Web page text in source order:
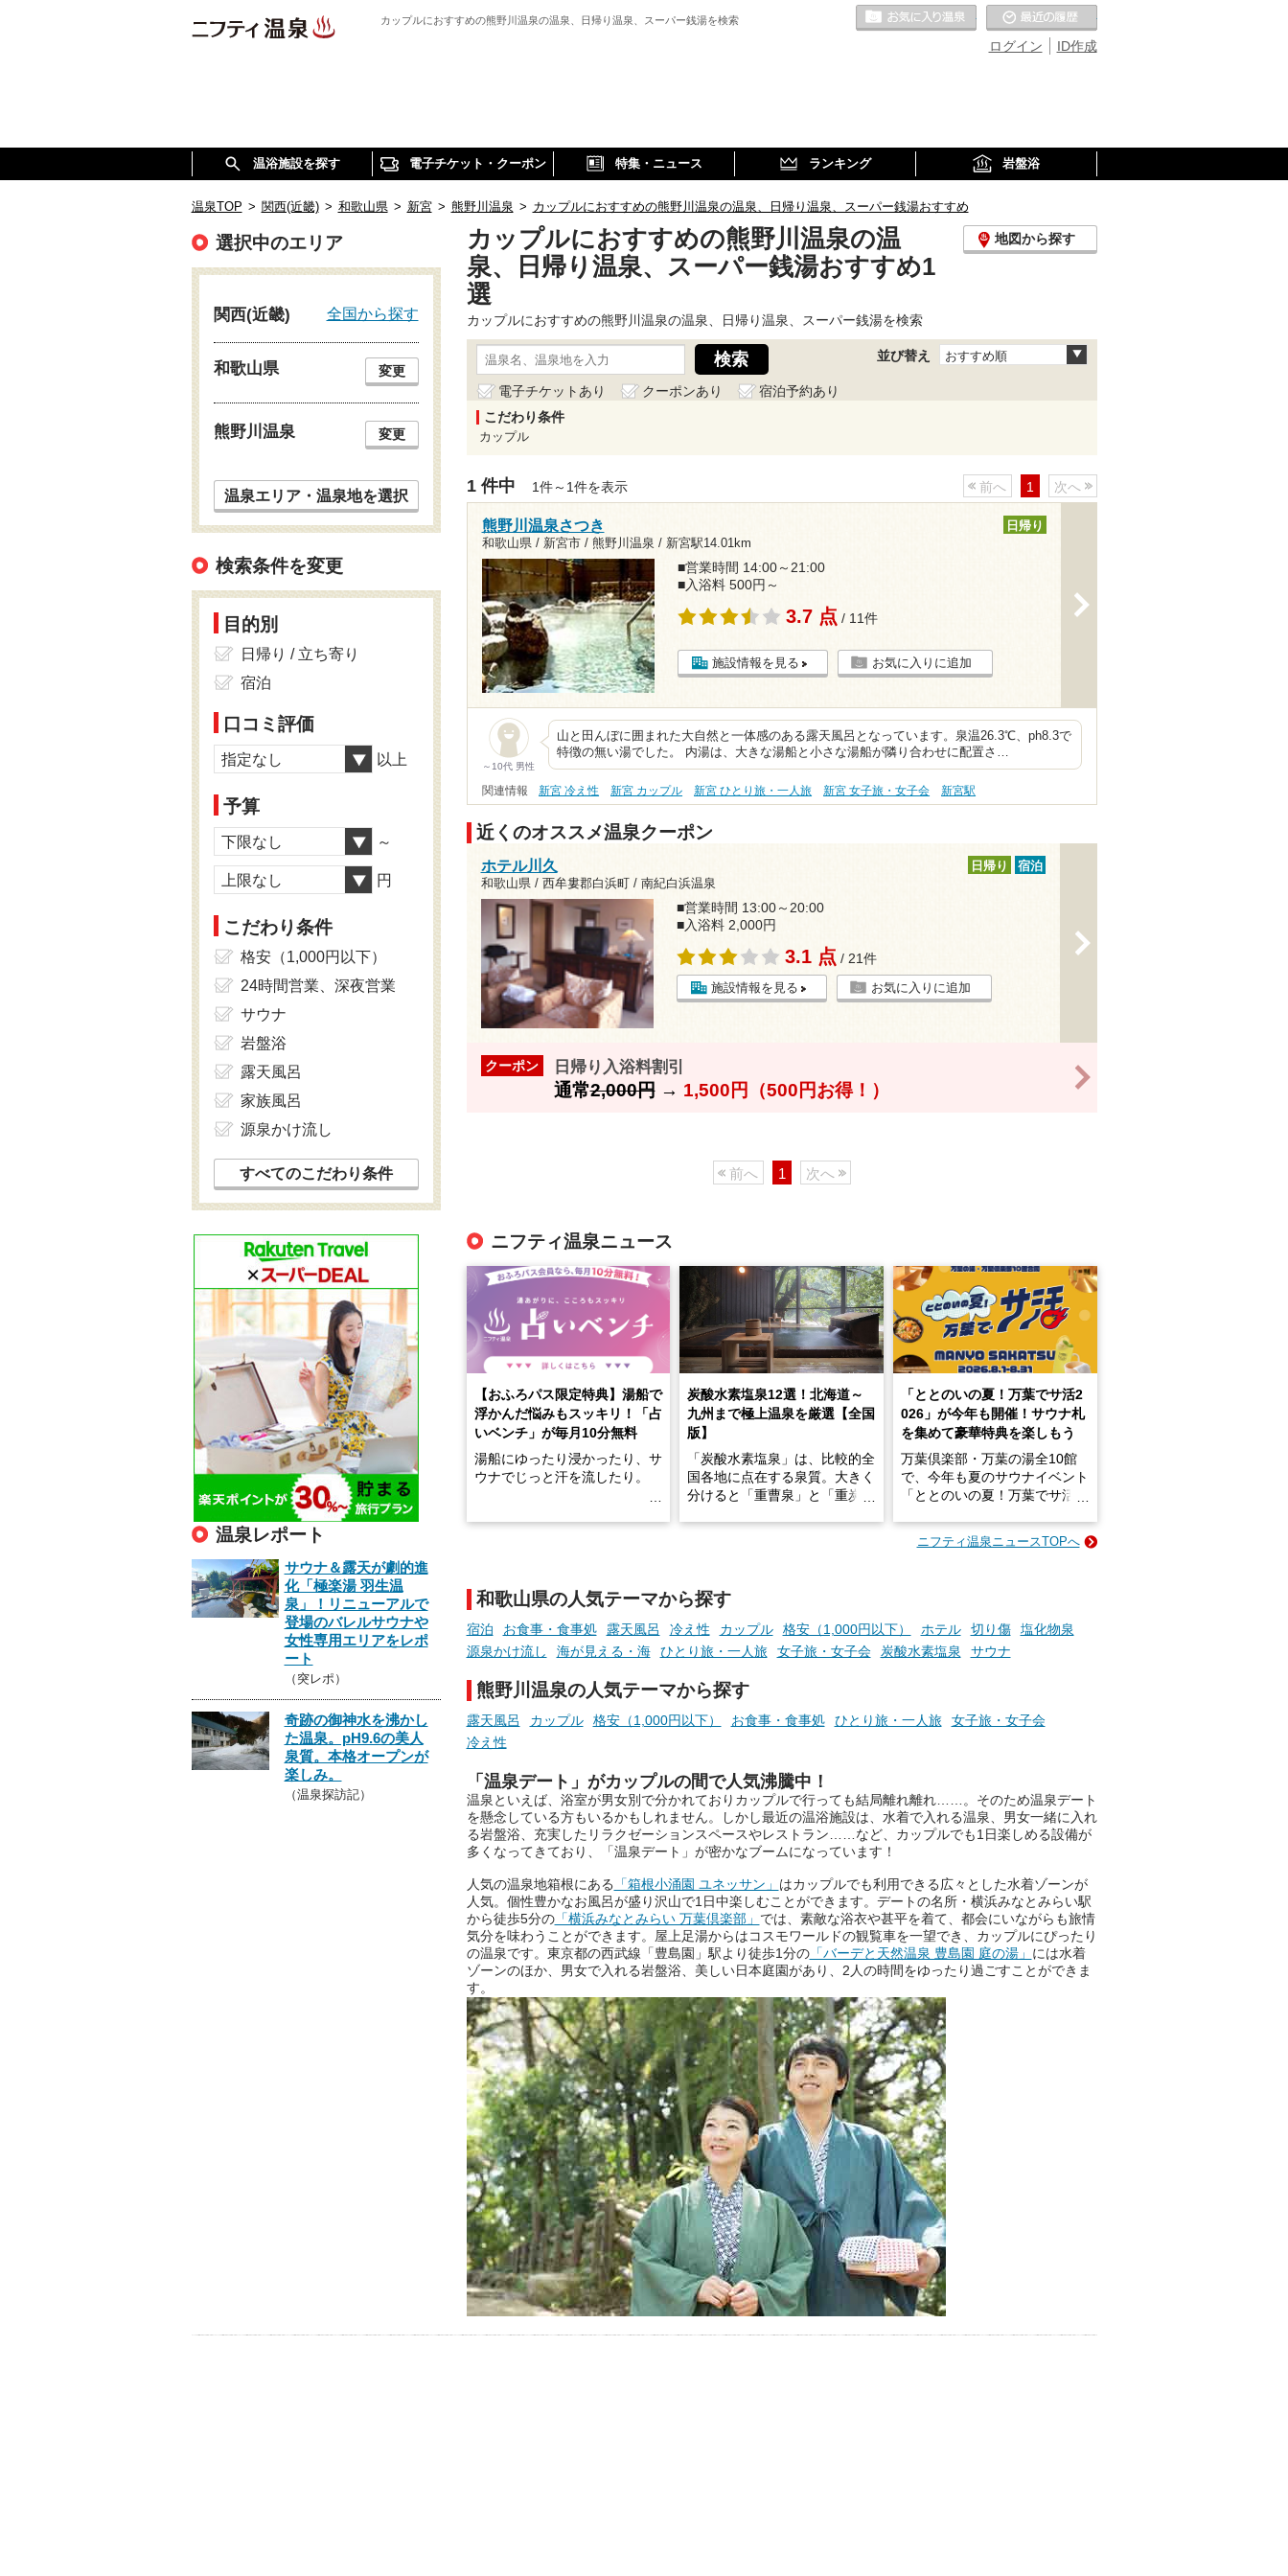
カップルにおすすめの熊野川温泉の温泉、日帰り温泉、スーパー銭湯を検索
ID作成
ログイン
お気に入りの温泉
温浴施設を探す 電子チケット・クーポン 特集・ニュース ランキング 岩盤浴
温泉TOP > 関西(近畿) > 和歌山県 > 新宮 > 熊野川温泉 > カップルにおすすめの熊野川温泉の温泉、日帰り温泉、スーパー銭湯おすすめ
カップルにおすすめの熊野川温泉の温
泉、日帰り温泉、スーパー銭湯おすすめ1
選
地図から探す
カップルにおすすめの熊野川温泉の温泉、日帰り温泉、スーパー銭湯を検索
並び替え おすすめ順
電子チケットあり クーポンあり
宿泊予約あり
こだわり条件
カップル
1 件中 1件～1件を表示 前へ 1 次へ
熊野川温泉さつき
和歌山県 / 新宮市 / 熊野川温泉 / 新宮駅14.01km
日帰り
■営業時間 14:00～21:00
■入浴料 500円～
3.7 点 / 11件
施設情報を見る お気に入りに追加
～10代 男性
山と田んぼに囲まれた大自然と一体感のある露天風呂となっています。泉温26.3℃、ph8.3で
特徴の無い湯でした。 内湯は、大きな湯船と小さな湯船が隣り合わせに配置さ…
関連情報 新宮 冷え性 新宮 カップル 新宮 ひとり旅・一人旅 新宮 女子旅・女子会 新宮駅
近くのオススメ温泉クーポン
ホテル川久
和歌山県 / 西牟婁郡白浜町 / 南紀白浜温泉
日帰り 宿泊
■営業時間 13:00～20:00
■入浴料 2,000円
3.1 点 / 21件
施設情報を見る お気に入りに追加
クーポン 日帰り入浴料割引
通常2,000円→ 1,500円（500円お得！）
>
前へ 1 次へ
ニフティ温泉ニュース
【おふろパス限定特典】湯船で
浮かんだ悩みもスッキリ！「占
いベンチ」が毎月10分無料
湯船にゆったり浸かったり、サ
ウナでじっと汗を流したり。
た「これからのこと」や「ちょ
っとした悩み」が、頭に浮かん
でくることはありませんか？
お風呂でリラックスしているか
らこそ向き合える、大切な自分
の本音。
りの温まった心のまま相談でき
たら素敵ですよね。
ニフティ温泉の「占いベンチ」
は、そんなあなたの心のつぶや
きをプロの占い師に相談するこ
とができるサービスです。
おふろパス会員様なら、この特
別なひとときを「毎月10分無
料」でご利用いただけます。
お湯で体がほぐれたら、次は占
い師さんとお話しして、心もほ
ぐしてみませんか？
炭酸水素塩泉12選！北海道～
九州まで極上温泉を厳選【全国
版】
「炭酸水素塩泉」は、比較的全
国各地に点在する泉質。大きく
分けると「重曹泉」と「重炭酸
す。
今回は筆者自ら入浴した中か
ら、日本各地にある炭酸水素塩
日帰り入浴可能で、源泉かけ流
しと泉質の良さにこだわりつ
つ、万人におすすめしたい施設
「ととのいの夏！万葉でサ活2
026」が今年も開催！サウナ札
を集めて豪華特典を楽しもう
万葉倶楽部・万葉の湯全10館
で、今年も夏のサウナイベント
「ととのいの夏！万葉でサ活2
2026年8月1日（土）～8月31
札」を集めることで、オリジナ
ルグッズや無料券などの特典と
交換可能。
ュやアウフグースなど、サウナ
好きにはたまらない多彩なイベ
───
提供元：万葉倶楽部株式会社
【PR】
のPR記事です。
ニフティ温泉ニュースTOPへ
和歌山県の人気テーマから探す
宿泊 お食事・食事処 露天風呂 冷え性 カップル 格安（1,000円以下） ホテル 切り傷
塩化物泉
源泉かけ流し
海が見える・海 ひとり旅・一人旅 女子旅・女子会 炭酸水素塩泉 サウナ
熊野川温泉の人気テーマから探す
露天風呂 カップル 格安（1,000円以下） お食事・食事処 ひとり旅・一人旅
女子旅・女子会
冷え性
「温泉デート」がカップルの間で人気沸騰中！
温泉といえば、浴室が男女別で分かれておりカップルで行っても結局離れ離れ……。そのため温泉デート
を懸念している方もいるかもしれません。しかし最近の温浴施設は、水着で入れる温泉、男女一緒に入れ
る岩盤浴、充実したリラクゼーションスペースやレストラン……など、カップルでも1日楽しめる設備が
多くなってきており、「温泉デート」が密かなブームになっています！
人気の温泉地箱根にある 「箱根小涌園 ユネッサン」 はカップルでも利用できる広々とした水着ゾーンが
人気。個性豊かなお風呂が盛り沢山で1日中楽しむことができます。デートの名所・横浜みなとみらい駅
から徒歩5分の「横浜みなとみらい 万葉倶楽部」 では、素敵な浴衣や甚平を着て、都会にいながらも旅情
気分を味わうことができます。屋上足湯からはコスモワールドの観覧車を一望でき、カップルにぴったり
の温泉です。東京都の西武線「豊島園」駅より徒歩1分の「バーデと天然温泉 豊島園 庭の湯」 には水着
ゾーンのほか、男女で入れる岩盤浴、美しい日本庭園があり、2人の時間をゆったり過ごすことができま
す。
選択中のエリア
関西(近畿) 全国から探す
和歌山県 変更
熊野川温泉 変更
温泉エリア・温泉地を選択
検索条件を変更
目的別
日帰り / 立ち寄り
宿泊
口コミ評価
指定なし 以上
予算
下限なし ～
上限なし 円
こだわり条件
格安（1,000円以下）
24時間営業、深夜営業
サウナ
岩盤浴
露天風呂
家族風呂
源泉かけ流し
すべてのこだわり条件
温泉レポート
サウナ＆露天が劇的進
化「極楽湯 羽生温
泉」！リニューアルで
登場のバレルサウナや
女性専用エリアをレポ
ート
（突レポ）
奇跡の御神水を沸かし
た温泉。pH9.6の美人
泉質。本格オープンが
楽しみ。
（温泉探訪記）